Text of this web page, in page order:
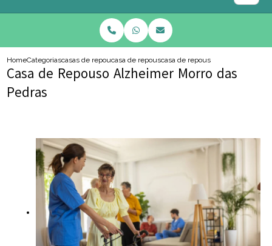
HomeCategoriascasas de repousocasa de repouso regiao centro sul
casa de repouso alzheimer morro
Casa de Repouso Alzheimer Morro das
Pedras